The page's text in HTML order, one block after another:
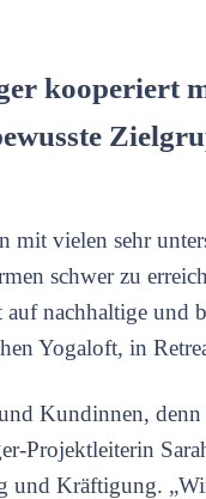
kooperiert
vielen sehr
schwer zu
nachhaltige und
Yogaloft, in
Kundinnen,
Projektleiterin
und Kräftigung.